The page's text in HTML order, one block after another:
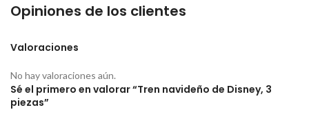
Opiniones de los clientes
Valoraciones
No hay valoraciones aún.
Sé el primero en valorar “Tren navideño de Disney, 3
piezas”